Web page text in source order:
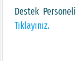
Destek
Tıklayınız.